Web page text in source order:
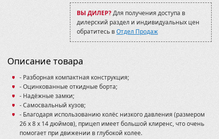
Blade 1000 2017-2019
BruteForce KVF 750 2006-09
BruteForce KVF 750 2009-12
CF500-2А
CF500-А
CFORCE 450S/520S
CFORCE 600
CFORCE 800/1000 (X8 H.O. EPS/X10 EPS)
Commander 1000 2015-
Commander 800/1000 2011-2014
Commander Max 1000 2015-
Foreman (Rubicon) TRX500 2005-11
GA300
ВЫ ДИЛЕР?Для получения доступа в
дилерский раздел и индивидуальных цен
обратитесь вОтдел Продаж
Описание товара
- Разборная компактная конструкция;
- Оцинкованные откидные борта;
- Надёжные замки;
- Самосвальный кузов;
- Благодаря использованию колёс низкого давления (размером
26 х 8 х 14 дюймов), прицеп имеет большой клиренс, что очень
помогает при движении в глубокой колее.